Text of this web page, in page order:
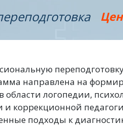
направлена на
логопедии,
и коррекционной
подходы к